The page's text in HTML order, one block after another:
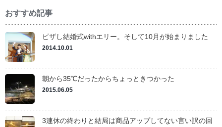
おすすめ記事
ピザし結婚式withエリー。そして10月が始まりました
2014.10.01
朝から35℃だったからちょっときつかった
2015.06.05
3連休の終わりと結局は商品アップしてない言い訳の回